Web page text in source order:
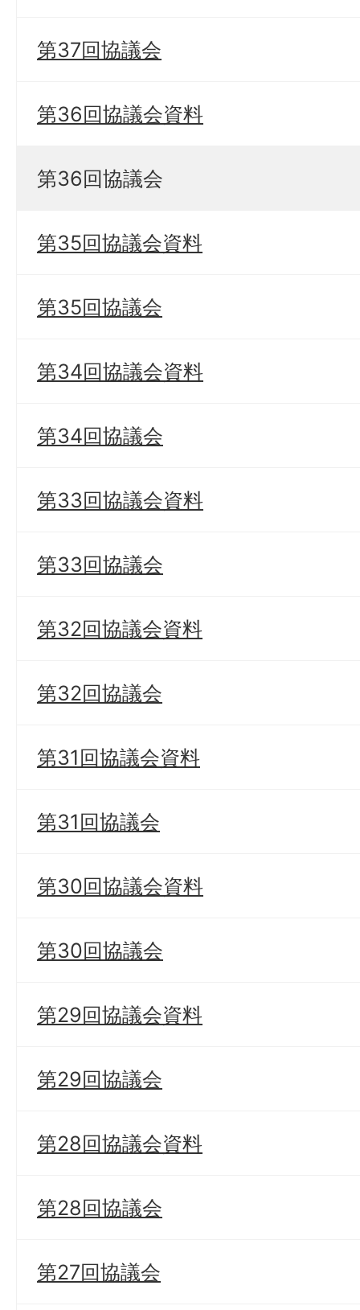
第37回協議会
第36回協議会資料
第36回協議会
第35回協議会資料
第35回協議会
第34回協議会資料
第34回協議会
第33回協議会資料
第33回協議会
第32回協議会資料
第32回協議会
第31回協議会資料
第31回協議会
第30回協議会資料
第30回協議会
第29回協議会資料
第29回協議会
第28回協議会資料
第28回協議会
第27回協議会